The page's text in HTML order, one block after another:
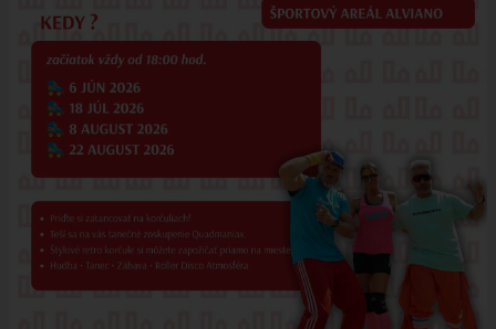
ZASADNUTIA KOMISIÍ
MIESTNA RADA
ŠTRUKTÚRA MIÚ
ZBERNÉ MIESTO
VOĽBY DO ORGÁNOV ÚZEMNEJ SAMOSPRÁVY
REFERENDUM